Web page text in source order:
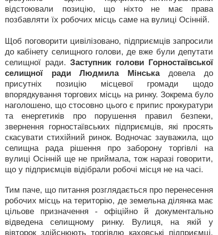
відстоювали позицію, що ніхто не має права
позбавляти їх робочих місць саме на вулиці Осінній.
Щоб поговорити цивілізовано, підприємців запросили
до кабінету селищного голови, де вже були депутати
селищної ради. Заступник голови Горностаївської
селищної ради Людмила Мінськадовела до
присутніх позицію місцевої громади щодо
впорядкування торгових місць на ринку. Зокрема було
наголошено, що стосовно цього є припис прокуратури
та енергетиків про порушення правил безпеки,
звернення горностаївських підприємців, які просять
скасувати стихійний ринок. Водночас зауважила, що
селищна рада рішення про заборону торгівлі на
вулиці Осінній ще не приймала, тож наразі говорити,
що у підприємців відібрали робочі місця не на часі.
Тим паче, що питання розглядається про перенесення
робочих місць на територію, де земельна ділянка має
цільове призначення - офіційно й документально
відведена селищному ринку. Вулиця, на якій у
вівторок здійснюють торгівлю каховські підприємці,